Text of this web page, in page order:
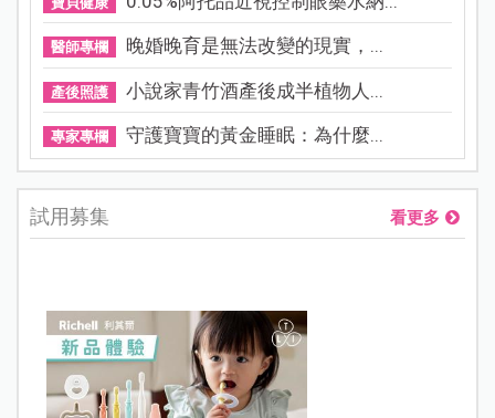
醫師專欄 晚婚晚育是無法改變的現實，...
產後照護 小說家青竹酒產後成半植物人...
專家專欄 守護寶寶的黃金睡眠：為什麼...
試用募集 看更多